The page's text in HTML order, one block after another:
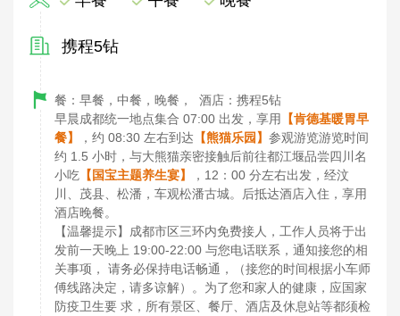
携程5钻
餐：早餐，中餐，晚餐， 酒店：携程5钻
早晨成都统一地点集合 07:00 出发，享用
【肯德基暖胃早
餐】
，约 08:30 左右到达 【熊猫乐园】 参观游览游览时间
约 1.5 小时，与大熊猫亲密接触后前往都江堰品尝四川名
小吃 【国宝主题养生宴】
，12：00 分左右出发，经汶
川、茂县、松潘，车观松潘古城。后抵达酒店入住，享用
酒店晚餐。
【温馨提示】成都市区三环内免费接人，工作人员将于出
发前一天晚上 19:00-22:00 与您电话联系，通知接您的相
关事项， 请务必保持电话畅通，（接您的时间根据小车师
傅线路决定，请多谅解）。为了您和家人的健康，应国家
防疫卫生要 求，所有景区、餐厅、酒店及休息站等都须检